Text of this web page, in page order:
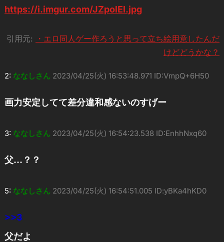
https://i.imgur.com/JZpolEI.jpg
引用元:
・エロ同人ゲー作ろうと思って立ち絵用意したんだ
けどどうかな？
2: ななしさん 2023/04/25(火) 16:53:48.971 ID:VmpQ+6H50
画力安定してて差分違和感ないのすげー
3: ななしさん 2023/04/25(火) 16:54:23.538 ID:EnhhNxq60
父…？？
5: ななしさん 2023/04/25(火) 16:54:51.005 ID:yBKa4hKD0
>>3
父だよ